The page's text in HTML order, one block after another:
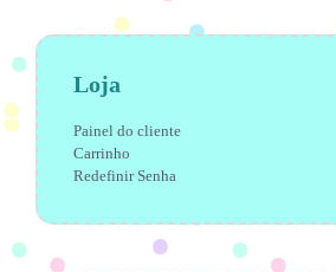
Loja
Painel do cliente
Carrinho
Redefinir Senha